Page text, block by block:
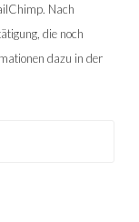
Nach
die noch
dazu in der